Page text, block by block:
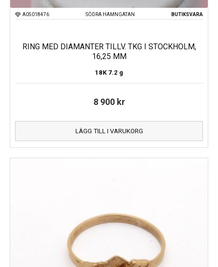
SÖDRA HAMNGATAN
A05018476 BUTIKSVARA
RING MED DIAMANTER TILLV. TKG I STOCKHOLM,
16,25 MM
18K 7.2 g
8 900 kr
LÄGG TILL I VARUKORG